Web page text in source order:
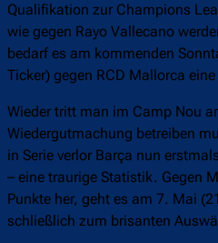
Qualifikation zur Champions
wie gegen Rayo Vallecano
bedarf es am kommenden
Ticker) gegen RCD Mallorca
Wieder tritt man im Camp Nou
Wiedergutmachung betreiben
in Serie verlor Barça nun
– eine traurige Statistik. Gegen
Punkte her, geht es am 7. Mai
schließlich zum brisanten